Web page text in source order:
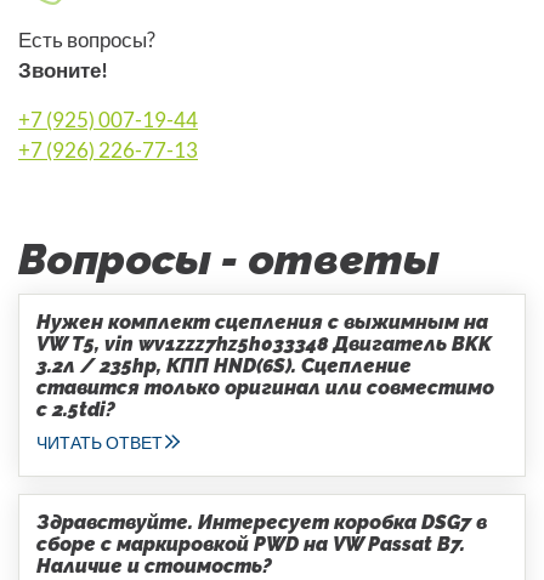
Есть вопросы?
Звоните!
+7 (925) 007-19-44
+7 (926) 226-77-13
Вопросы - ответы
Нужен комплект сцепления с выжимным на
VW T5, vin wv1zzz7hz5h033348 Двигатель BKK
3.2л / 235hp, КПП HND(6S). Сцепление
ставится только оригинал или совместимо
с 2.5tdi?
ЧИТАТЬ ОТВЕТ
Здравствуйте. Интересует коробка DSG7 в
сборе с маркировкой PWD на VW Passat B7.
Наличие и стоимость?